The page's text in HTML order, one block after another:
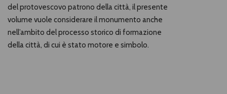
del protovescovo patrono della città, il presente
volume vuole considerare il monumento anche
nell’ambito del processo storico di formazione
della città, di cui è stato motore e simbolo.